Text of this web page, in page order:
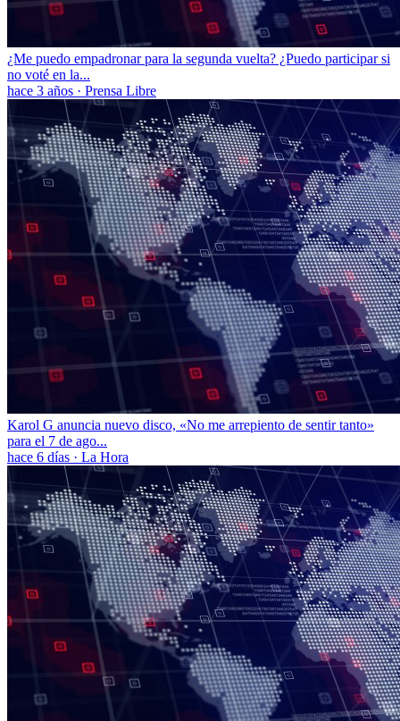
¿Me puedo empadronar para la segunda vuelta? ¿Puedo participar si
no voté en la...
hace 3 años · Prensa Libre
Karol G anuncia nuevo disco, «No me arrepiento de sentir tanto»
para el 7 de ago...
hace 6 días · La Hora